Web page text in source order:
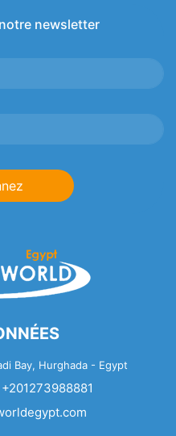
newsletter
Bay, Hurghada - Egypt
+201273988881